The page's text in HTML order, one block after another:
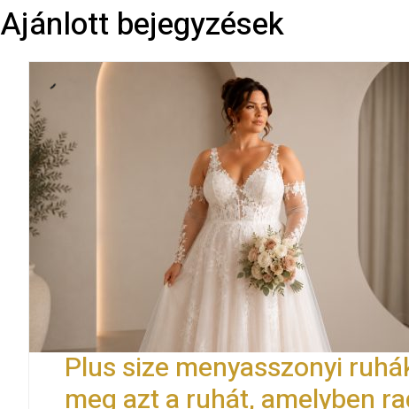
Ajánlott bejegyzések
Plus size menyasszonyi
meg azt a ruhát, amelyben